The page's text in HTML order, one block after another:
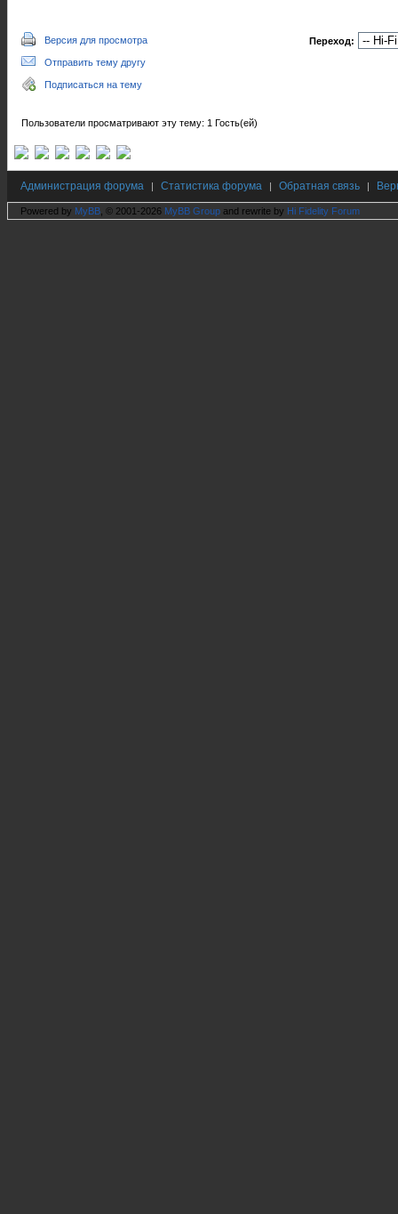
Версия для просмотра
Отправить тему другу
Подписаться на тему
Переход:
Пользователи просматривают эту тему: 1 Гость(ей)
Администрация форума | Статистика форума | Обратная связь |
Powered by MyBB , © 2001-2026 MyBB Group and rewrite by Hi Fidelity Forum